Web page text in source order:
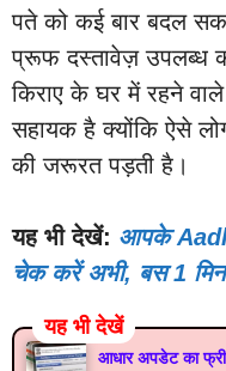
पते को कई बार बदल
प्रूफ दस्तावेज़ उपलब्ध
किराए के घर में रहने
सहायक है क्योंकि ऐसे
की जरूरत पड़ती है।
यह भी देखें: आपके
चेक करें अभी, बस 1
यह भी देखें
आधार अपडेट का